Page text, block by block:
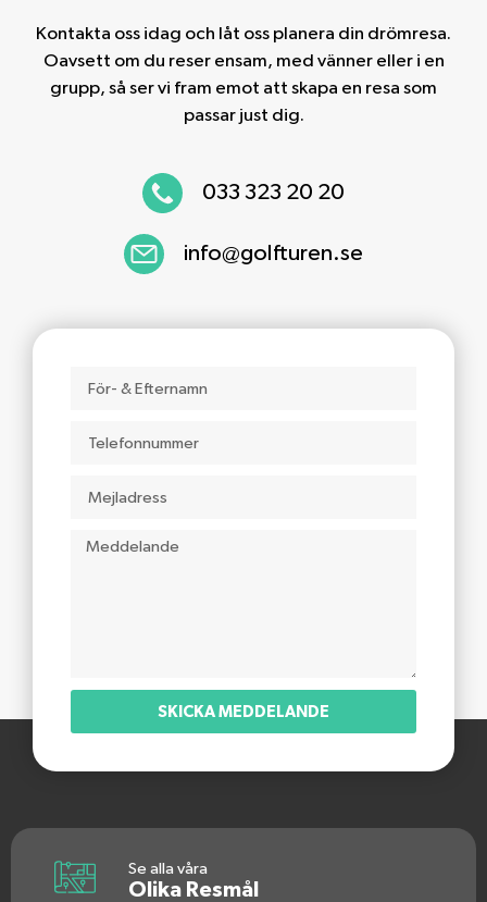
Kontakta oss idag och låt oss planera din drömresa.
Oavsett om du reser ensam, med vänner eller i en
grupp, så ser vi fram emot att skapa en resa som
passar just dig.
033 323 20 20
info@golfturen.se
SKICKA MEDDELANDE
Se alla våra
Olika Resmål